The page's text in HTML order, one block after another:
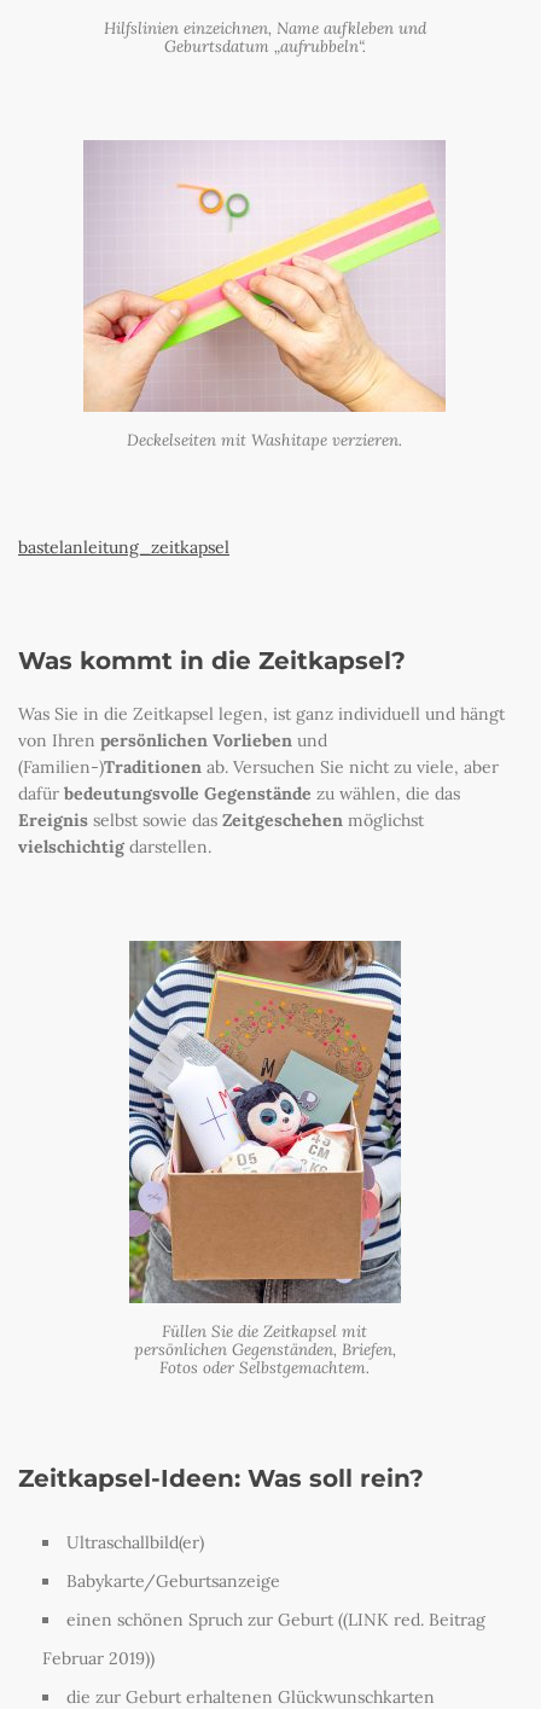
Hilfslinien einzeichnen, Name aufkleben und
Geburtsdatum „aufrubbeln“.
Deckelseiten mit Washitape verzieren.
bastelanleitung_zeitkapsel
Was kommt in die Zeitkapsel?
Was Sie in die Zeitkapsel legen, ist ganz individuell und hängt
von Ihren persönlichen Vorlieben und
(Familien-)Traditionen ab. Versuchen Sie nicht zu viele, aber
dafür bedeutungsvolle Gegenstände zu wählen, die das
Ereignis selbst sowie das Zeitgeschehen möglichst
vielschichtig darstellen.
Füllen Sie die Zeitkapsel mit
persönlichen Gegenständen, Briefen,
Fotos oder Selbstgemachtem.
Zeitkapsel-Ideen: Was soll rein?
Ultraschallbild(er)
Babykarte/Geburtsanzeige
einen schönen Spruch zur Geburt ((LINK red. Beitrag
Februar 2019))
die zur Geburt erhaltenen Glückwunschkarten